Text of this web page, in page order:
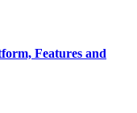
Features and